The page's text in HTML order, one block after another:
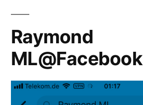
Raymond
ML@Facebook